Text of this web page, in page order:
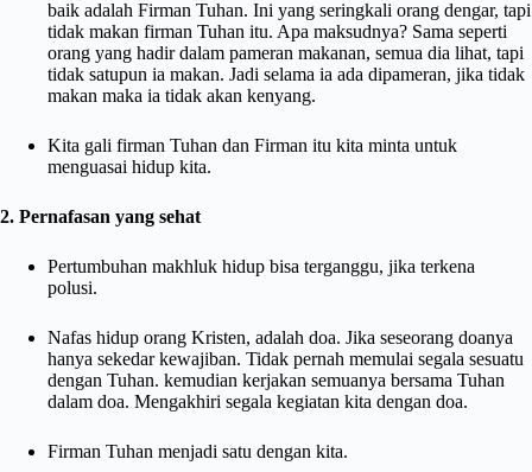
baik adalah Firman Tuhan. Ini yang seringkali orang dengar, tapi
tidak makan firman Tuhan itu. Apa maksudnya? Sama seperti
orang yang hadir dalam pameran makanan, semua dia lihat, tapi
tidak satupun ia makan. Jadi selama ia ada dipameran, jika tidak
makan maka ia tidak akan kenyang.
Kita gali firman Tuhan dan Firman itu kita minta untuk
menguasai hidup kita.
2. Pernafasan yang sehat
Pertumbuhan makhluk hidup bisa terganggu, jika terkena
polusi.
Nafas hidup orang Kristen, adalah doa. Jika seseorang doanya
hanya sekedar kewajiban. Tidak pernah memulai segala sesuatu
dengan Tuhan. kemudian kerjakan semuanya bersama Tuhan
dalam doa. Mengakhiri segala kegiatan kita dengan doa.
Firman Tuhan menjadi satu dengan kita.